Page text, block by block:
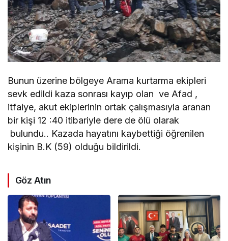
Bunun üzerine bölgeye Arama kurtarma ekipleri
sevk edildi kaza sonrası kayıp olan ve Afad ,
itfaiye, akut ekiplerinin ortak çalışmasıyla aranan
bir kişi 12 :40 itibariyle dere de ölü olarak
bulundu.. Kazada hayatını kaybettiği öğrenilen
kişinin B.K (59) olduğu bildirildi.
Göz Atın